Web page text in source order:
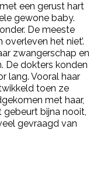
een gerust hart
gewone baby.
De meeste
het niet’.
zwangerschap en
De dokters konden
lang. Vooral haar
toen ze
met haar,
gebeurt bijna nooit,
gevraagd van